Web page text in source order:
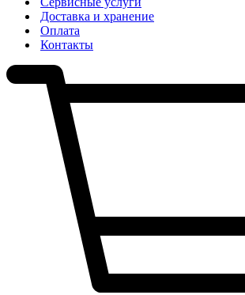
Доставка и хранение
Оплата
Контакты